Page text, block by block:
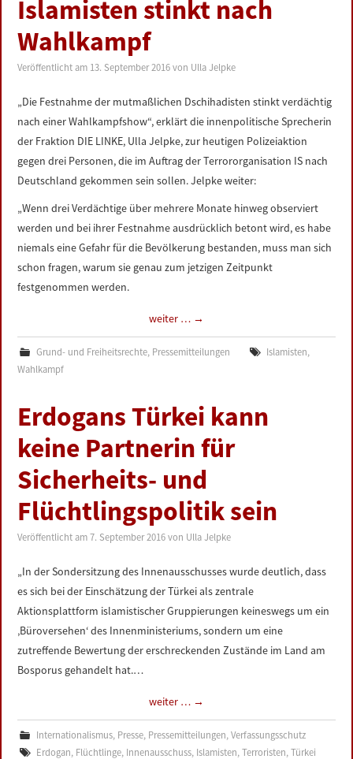
Islamisten stinkt nach
Wahlkampf
Veröffentlicht am 13. September 2016 von Ulla Jelpke
„Die Festnahme der mutmaßlichen Dschihadisten stinkt verdächtig
nach einer Wahlkampfshow“, erklärt die innenpolitische Sprecherin
der Fraktion DIE LINKE, Ulla Jelpke, zur heutigen Polizeiaktion
gegen drei Personen, die im Auftrag der Terrororganisation IS nach
Deutschland gekommen sein sollen. Jelpke weiter:
„Wenn drei Verdächtige über mehrere Monate hinweg observiert
werden und bei ihrer Festnahme ausdrücklich betont wird, es habe
niemals eine Gefahr für die Bevölkerung bestanden, muss man sich
schon fragen, warum sie genau zum jetzigen Zeitpunkt
festgenommen werden.
weiter … →
Grund- und Freiheitsrechte, Pressemitteilungen Islamisten,
Wahlkampf
Erdogans Türkei kann
keine Partnerin für
Sicherheits- und
Flüchtlingspolitik sein
Veröffentlicht am7. September 2016 von Ulla Jelpke
„In der Sondersitzung des Innenausschusses wurde deutlich, dass
es sich bei der Einschätzung der Türkei als zentrale
Aktionsplattform islamistischer Gruppierungen keineswegs um ein
‚Büroversehen‘ des Innenministeriums, sondern um eine
zutreffende Bewertung der erschreckenden Zustände im Land am
Bosporus gehandelt hat.…
weiter … →
Internationalismus, Presse, Pressemitteilungen, Verfassungsschutz
Erdogan, Flüchtlinge, Innenausschuss, Islamisten, Terroristen, Türkei